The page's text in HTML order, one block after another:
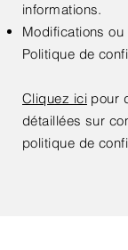
informations.
Modifications
Politique de
Cliquez icipour
détaillées sur
politique de